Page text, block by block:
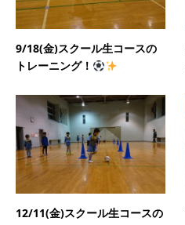
9/18(金)スクール生コースの
トレーニング！
12/11(金)スクール生コースの